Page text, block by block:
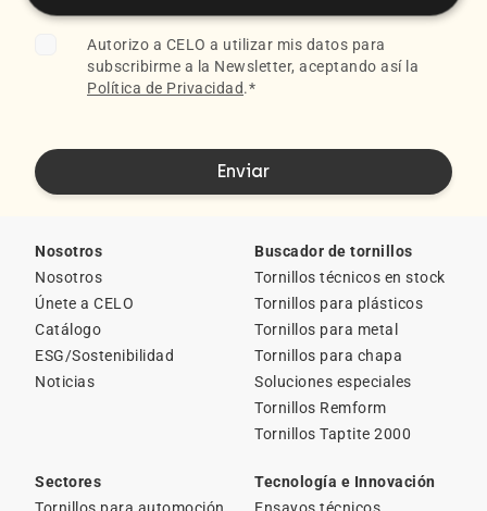
Autorizo a CELO a utilizar mis datos para
subscribirme a la Newsletter, aceptando así la
Política de Privacidad.*
Nosotros
Nosotros
Únete a CELO
Catálogo
ESG/Sostenibilidad
Noticias
Buscador de tornillos
Tornillos técnicos en stock
Tornillos para plásticos
Tornillos para metal
Tornillos para chapa
Soluciones especiales
Tornillos Remform
Tornillos Taptite 2000
Sectores
Tecnología e Innovación